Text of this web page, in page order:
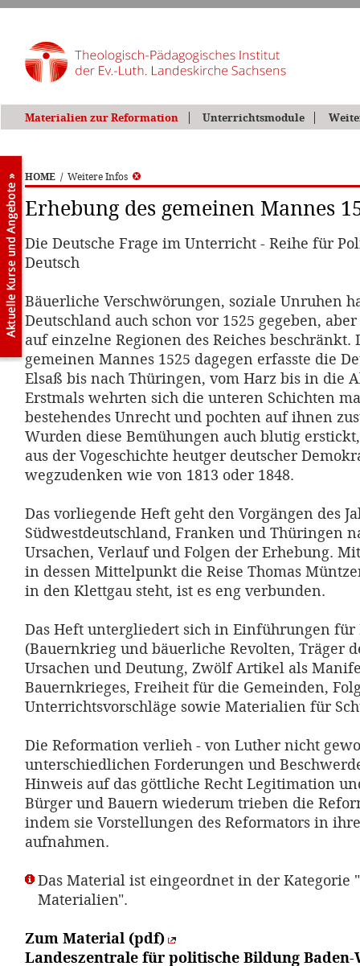
Materialien zur Reformation Unterrichtsmodule
HOME / Weitere Infos
Erhebung des gemeinen Mannes
Die Deutsche Frage im Unterricht - Reihe für
Deutsch
Bäuerliche Verschwörungen, soziale Unruhen
Deutschland auch schon vor 1525 gegeben,
auf einzelne Regionen des Reiches beschränkt.
gemeinen Mannes 1525 dagegen erfasste die
Elsaß bis nach Thüringen, vom Harz bis in die
Erstmals wehrten sich die unteren Schichten
bestehendes Unrecht und pochten auf ihnen
Wurden diese Bemühungen auch blutig
aus der Vogeschichte heutger deutscher
wegzudenken wie von 1813 oder 1848.
Das vorliegende Heft geht den Vorgängen des
Südwestdeutschland, Franken und Thüringen
Ursachen, Verlauf und Folgen der Erhebung.
in dessen Mittelpunkt die Reise Thomas
in den Klettgau steht, ist es eng verbunden.
Das Heft untergliedert sich in Einführungen für
(Bauernkrieg und bäuerliche Revolten, Träger
Ursachen und Deutung, Zwölf Artikel als
Bauernkrieges, Freiheit für die Gemeinden,
Unterrichtsvorschläge sowie Materialien für
Die Reformation verlieh - von Luther nicht
unterschiedlichen Forderungen und
Hinweis auf das göttliche Recht Legitimation
Bürger und Bauern wiederum trieben die
indem sie Vorstellungen des Reformators in
aufnahmen.
Das Material ist eingeordnet in der Kategorie
Materialien".
Zum Material (pdf)
Landeszentrale für politische Bildung